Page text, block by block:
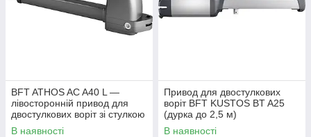
BFT ATHOS AC A40 L —
лівосторонній привод для
двостулкових воріт зі стулкою
до 4 м
В наявності
Привод для двостулкових
воріт BFT KUSTOS BT A25
(дурка до 2,5 м)
В наявності